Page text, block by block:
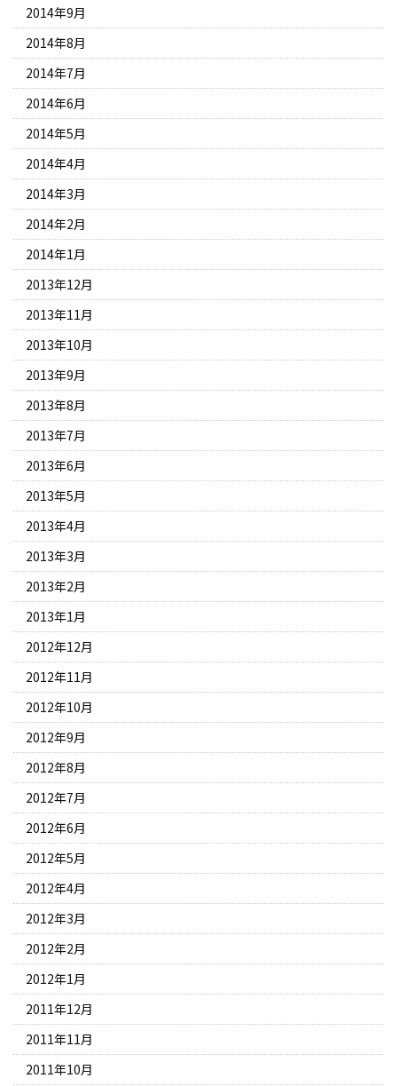
2014年9月
2014年8月
2014年7月
2014年6月
2014年5月
2014年4月
2014年3月
2014年2月
2014年1月
2013年12月
2013年11月
2013年10月
2013年9月
2013年8月
2013年7月
2013年6月
2013年5月
2013年4月
2013年3月
2013年2月
2013年1月
2012年12月
2012年11月
2012年10月
2012年9月
2012年8月
2012年7月
2012年6月
2012年5月
2012年4月
2012年3月
2012年2月
2012年1月
2011年12月
2011年11月
2011年10月